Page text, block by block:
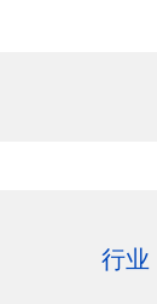
行业